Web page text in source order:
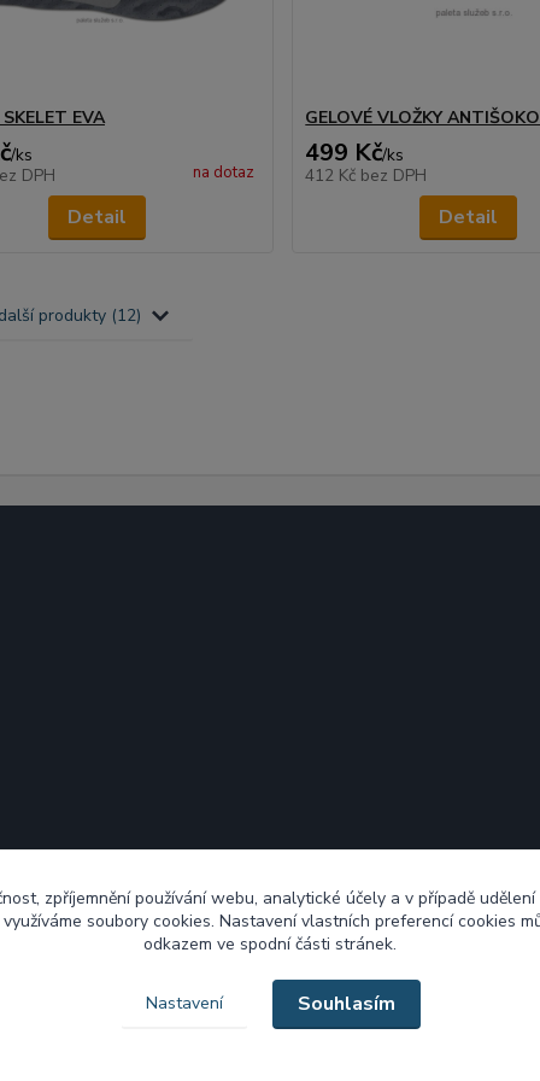
EVA
/ks
DPH
na dotaz
Detail
GELOVÉ VLOŽKY
499 Kč/ks
412 Kč bez DPH
Detail
produkty (12)
zpříjemnění používání webu, analytické účely a v případě
soubory cookies. Nastavení vlastních preferencí cookies
odkazem ve spodní části stránek.
Nastavení Souhlasím